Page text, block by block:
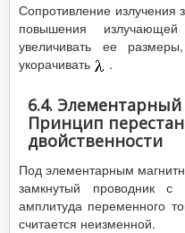
Сопротивление излучения
повышения
увеличивать ее
укорачивать
.
6.4.
Принцип
двойственности
Под элементарным
замкнутый проводник
амплитуда переменного
считается неизменной.